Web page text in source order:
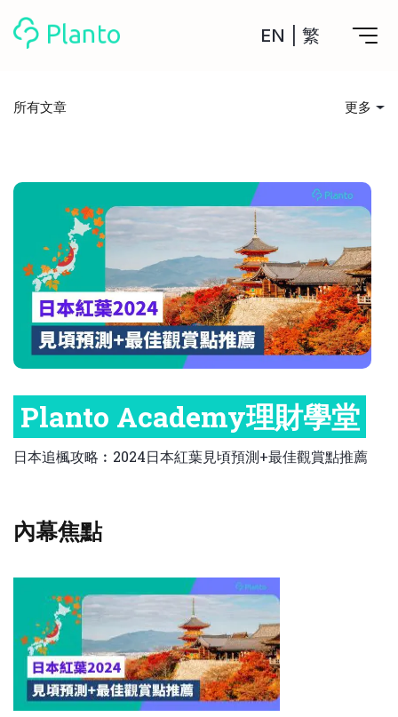
EN 繁
Planto功能
全功能記賬
管理MPF戶口
一次過管理所有強積金戶口
申請清卡數/私人貸款
CreFIT x Planto推廣優惠
私人貸款
年利率/APR/年息比較
投資戶口 (美股)
比較最抵美股投資戶口
投資戶口 (港股)
比較最抵港股投資戶口
投資加密貨幣
比較最抵Crypto交易所
月供股票計劃
定期存款
比較定存利率
信用卡
比較各種最優惠信用卡
關於我們
Academy
Marketplace
手機App與理財資訊
企業服務
所有文章 更多
儲錢貼士
消費娛樂
借貸須知
職場理財
跨境理財
中小企與創業
Planto Academy理財學堂
日本追楓攻略︰2024日本紅葉見頃預測+最佳觀賞點推薦
內幕焦點